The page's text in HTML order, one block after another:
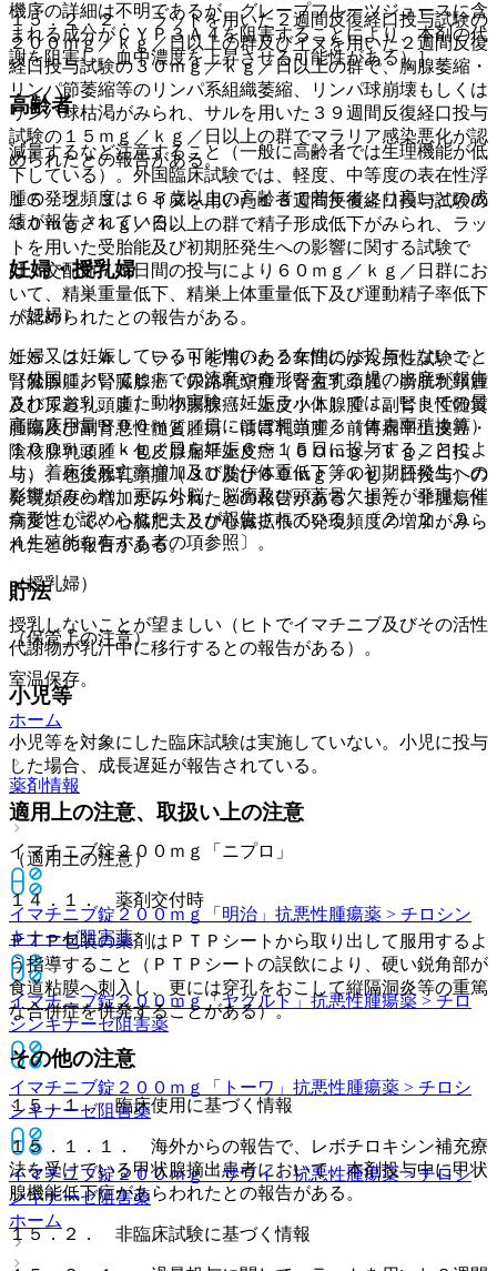
１５．２．２． ラットを用いた２週間反復経口投与試験の
２００ｍｇ／ｋｇ／日以上の群及びイヌを用いた２週間反復
経口投与試験の３０ｍｇ／ｋｇ／日以上の群で、胸腺萎縮・
リンパ節萎縮等のリンパ系組織萎縮、リンパ球崩壊もしくは
リンパ球枯渇がみられ、サルを用いた３９週間反復経口投与
試験の１５ｍｇ／ｋｇ／日以上の群でマラリア感染悪化が認
められたとの報告がある。
１５．２．３． イヌを用いた１３週間反復経口投与試験の
３０ｍｇ／ｋｇ／日以上の群で精子形成低下がみられ、ラッ
トを用いた受胎能及び初期胚発生への影響に関する試験で
は、交配前７０日間の投与により６０ｍｇ／ｋｇ／日群にお
いて、精巣重量低下、精巣上体重量低下及び運動精子率低下
が認められたとの報告がある。
１５．２．４． ラットを用いた２年間のがん原性試験で、
腎臓腺腫／腎臓腺癌・尿路乳頭腫（腎盂乳頭腫、膀胱乳頭腫
及び尿道乳頭腫）・小腸腺癌・上皮小体腺腫・副腎良性髄質
腫瘍及び副腎悪性髄質腫瘍・前胃乳頭腫／前胃扁平上皮癌・
陰核腺乳頭腫・包皮腺扁平上皮癌（６０ｍｇ／ｋｇ／日投
与）、包皮腺乳頭腫（３０及び６０ｍｇ／ｋｇ／日投与）の
発現頻度の増加がみられたとの報告がある。また、非腫瘍性
病変として、心臓肥大及び心臓拡張の発現頻度の増加がみら
れたとの報告がある。
貯法
（保管上の注意）
室温保存。
ホーム
薬剤情報
イマチニブ錠２００ｍｇ「ニプロ」
イマチニブ錠２００ｍｇ「明治」 抗悪性腫瘍薬 > チロシン
キナーゼ阻害薬
イマチニブ錠２００ｍｇ「ヤクルト」抗悪性腫瘍薬 > チロ
シンキナーゼ阻害薬
イマチニブ錠２００ｍｇ「トーワ」 抗悪性腫瘍薬 > チロシ
ンキナーゼ阻害薬
イマチニブ錠２００ｍｇ「サワイ」抗悪性腫瘍薬 > チロシ
ンキナーゼ阻害薬
ホーム
機序の詳細は不明であるが、グレープフルーツジュースに含
まれる成分がＣＹＰ３Ａ４を阻害することにより、本剤の代
謝を阻害し、血中濃度を上昇させる可能性がある）］。
高齢者
減量するなど注意すること（一般に高齢者では生理機能が低
下している）。外国臨床試験では、軽度、中等度の表在性浮
腫の発現頻度は６５歳以上の高齢者で若年者より高いとの成
績が報告されている。
妊婦・授乳婦
（妊婦）
妊婦又は妊娠している可能性のある女性には投与しないこと
（外国においてヒトでの流産や奇形を有する児の出産が報告
されており、また動物実験（妊娠ラット）では、ヒトでの最
高臨床用量８００ｍｇ／日にほぼ相当する（体表面積換算）
１００ｍｇ／ｋｇ／日を妊娠６〜１５日に投与することによ
り、着床後死亡率増加及び胎仔体重低下等の初期胚発生への
影響がみられ、更に外脳、脳瘤及び頭蓋骨欠損等が発現し催
奇形性が認められたことが報告されている）〔２．２、９．
４生殖能を有する者の項参照〕。
（授乳婦）
授乳しないことが望ましい（ヒトでイマチニブ及びその活性
代謝物が乳汁中に移行するとの報告がある）。
小児等
小児等を対象にした臨床試験は実施していない。小児に投与
した場合、成長遅延が報告されている。
適用上の注意、取扱い上の注意
（適用上の注意）
１４．１． 薬剤交付時
ＰＴＰ包装の薬剤はＰＴＰシートから取り出して服用するよ
う指導すること（ＰＴＰシートの誤飲により、硬い鋭角部が
食道粘膜へ刺入し、更には穿孔をおこして縦隔洞炎等の重篤
な合併症を併発することがある）。
その他の注意
１５．１． 臨床使用に基づく情報
１５．１．１． 海外からの報告で、レボチロキシン補充療
法を受けている甲状腺摘出患者において、本剤投与中に甲状
腺機能低下症があらわれたとの報告がある。
１５．２． 非臨床試験に基づく情報